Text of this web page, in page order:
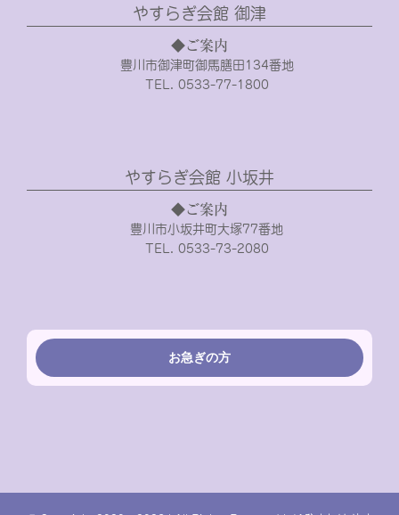
やすらぎ会館 御津
◆ご案内
豊川市御津町御馬膳田134番地
TEL. 0533-77-1800
やすらぎ会館 小坂井
◆ご案内
豊川市小坂井町大塚77番地
TEL. 0533-73-2080
お急ぎの方